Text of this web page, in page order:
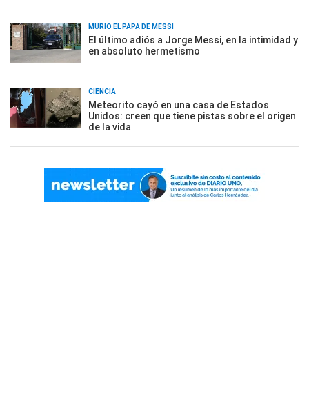
MURIÓ EL PAPÁ DE MESSI
El último adiós a Jorge Messi, en la intimidad y
en absoluto hermetismo
CIENCIA
Meteorito cayó en una casa de Estados
Unidos: creen que tiene pistas sobre el origen
de la vida